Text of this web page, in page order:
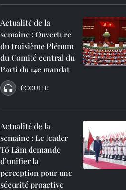
Actualité de la
semaine : Ouverture
du troisième Plénum
du Comité central du
Parti du 14e mandat
ÉCOUTER
Actualité de la
semaine : Le leader
Tô Lâm demande
d’unifier la
perception pour une
sécurité proactive